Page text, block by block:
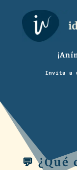
Invita a
💬 ¿Qué